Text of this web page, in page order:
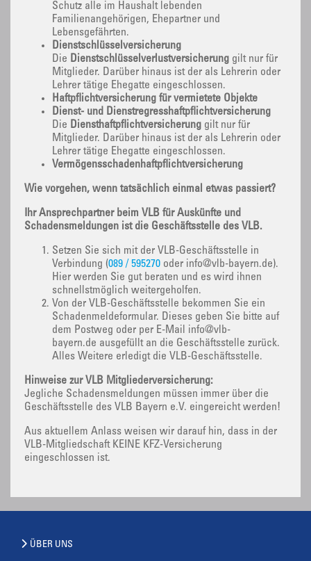
Schutz alle im Haushalt lebenden
Familienangehörigen, Ehepartner und
Lebensgefährten.
Dienstschlüsselversicherung
Die Dienstschlüsselverlustversicherung gilt nur für
Mitglieder. Darüber hinaus ist der als Lehrerin oder
Lehrer tätige Ehegatte eingeschlossen.
Haftpflichtversicherung für vermietete Objekte
Dienst- und Dienstregresshaftpflichtversicherung
Die Diensthaftpflichtversicherung gilt nur für
Mitglieder. Darüber hinaus ist der als Lehrerin oder
Lehrer tätige Ehegatte eingeschlossen.
Vermögensschadenhaftpflichtversicherung
Wie vorgehen, wenn tatsächlich einmal etwas passiert?
Ihr Ansprechpartner beim VLB für Auskünfte und
Schadensmeldungen ist die Geschäftsstelle des VLB.
Setzen Sie sich mit der VLB-Geschäftsstelle in
Verbindung (089 / 595270 oder info@vlb-bayern.de).
Hier werden Sie gut beraten und es wird ihnen
schnellstmöglich weitergeholfen.
Von der VLB-Geschäftsstelle bekommen Sie ein
Schadenmeldeformular. Dieses geben Sie bitte auf
dem Postweg oder per E-Mail info@vlb-
bayern.de ausgefüllt an die Geschäftsstelle zurück.
Alles Weitere erledigt die VLB-Geschäftsstelle.
Hinweise zur VLB Mitgliederversicherung:
Jegliche Schadensmeldungen müssen immer über die
Geschäftsstelle des VLB Bayern e.V. eingereicht werden!
Aus aktuellem Anlass weisen wir darauf hin, dass in der
VLB-Mitgliedschaft KEINE KFZ-Versicherung
eingeschlossen ist.
ÜBER UNS